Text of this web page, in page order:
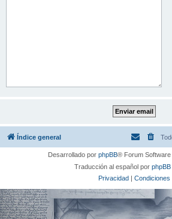
Índice general
Desarrollado por phpBB® Forum
Traducción al español por
Privacidad | Condiciones